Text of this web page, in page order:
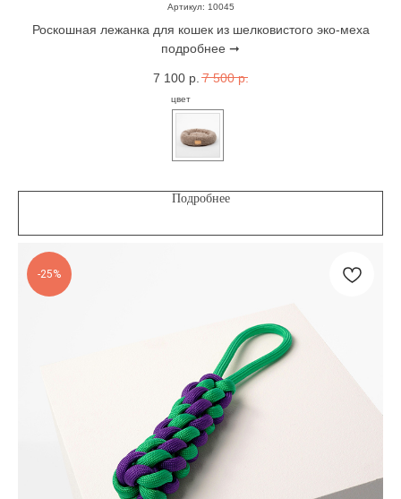
Артикул: 10045
Роскошная лежанка для кошек из шелковистого эко-меха
подробнее ➞
7 100 р. 7 500 р.
цвет
Подробнее
-25%